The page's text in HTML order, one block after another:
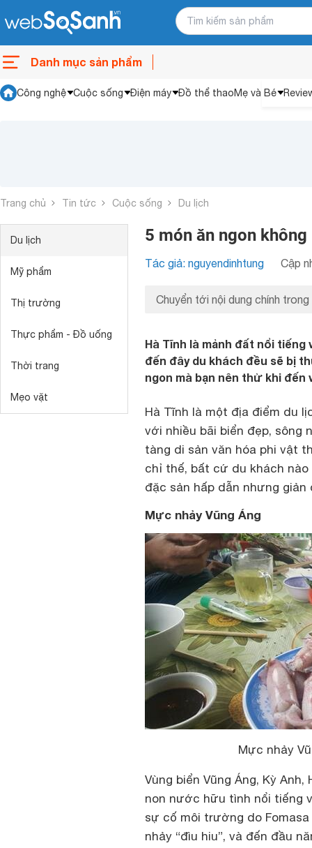
Danh mục sản phẩm
Công nghệ Cuộc sống Điện máy Đồ thể thaoMẹ và Bé
Trang chủ Tin tức Cuộc sống Du lịch
Du lịch
Mỹ phẩm
Thị trường
Thực phẩm - Đồ uống
Thời trang
Mẹo vặt
5 món ăn ngon
Tác giả: nguyendinhtung Cập
Chuyển tới nội dung chính trong
Hà Tĩnh là mảnh đất nổi
đến đây du khách đều sẽ bị
ngon mà bạn nên thử khi đến
Hà Tĩnh là một địa điểm du
với nhiều bãi biển đẹp, sông
tàng di sản văn hóa phi vật
chỉ thế, bất cứ du khách
đặc sản hấp dẫn nhưng
Mực nhảy Vũng Áng
Mực nhảy
Vùng biển Vũng Áng, Kỳ
non nước hữu tình nổi tiếng
sự cố môi trường do
nhảy “đìu hiu”, và đến đầu